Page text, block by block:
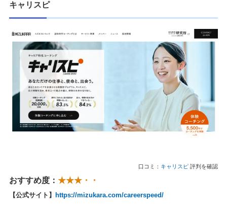
キャリスピ
口コミ： キャリスピ 評判を確認
おすすめ度： ★★★・・
【公式サイト】 https://mizukara.com/careerspeed/